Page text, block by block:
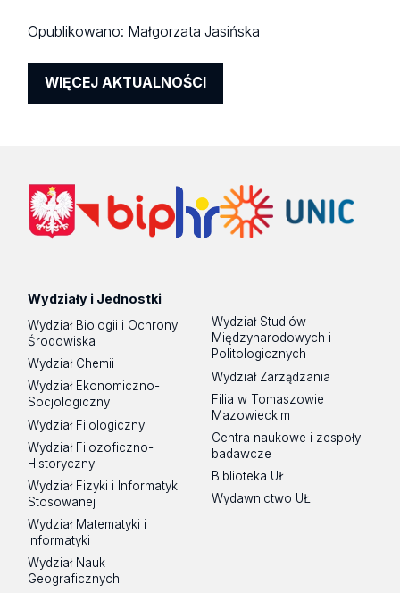
Opublikowano: Małgorzata Jasińska
WIĘCEJ AKTUALNOŚCI
Wydziały i Jednostki
Wydział Biologii i Ochrony
Środowiska
Wydział Chemii
Wydział Ekonomiczno-
Socjologiczny
Wydział Filologiczny
Wydział Filozoficzno-
Historyczny
Wydział Fizyki i Informatyki
Stosowanej
Wydział Matematyki i
Informatyki
Wydział Nauk
Geograficznych
Wydział Studiów
Międzynarodowych i
Politologicznych
Wydział Zarządzania
Filia w Tomaszowie
Mazowieckim
Centra naukowe i zespoły
badawcze
Biblioteka UŁ
Wydawnictwo UŁ